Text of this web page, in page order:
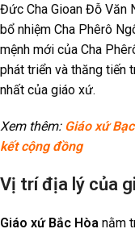
Đức Cha Gioan Đỗ Văn
bổ nhiệm Cha Phêrô
mệnh mới của Cha
phát triển và thăng tiến
nhất của giáo xứ.
Xem thêm: Giáo xứ
kết cộng đồng
Vị trí địa lý của
Giáo xứ Bắc Hòa nằm